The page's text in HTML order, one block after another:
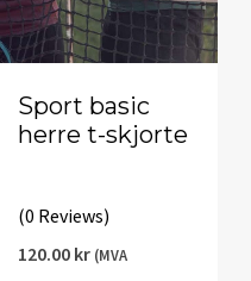
Sport basic
herre t-skjorte
(0 Reviews)
120.00 kr (MVA